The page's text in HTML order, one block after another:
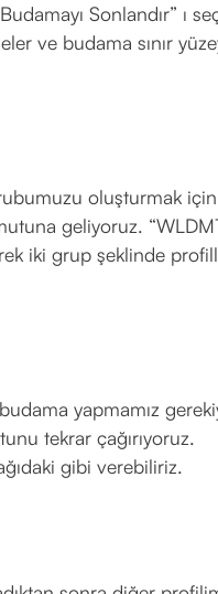
Sonlandır” ı
ve budama sınır
oluşturmak
geliyoruz.
iki grup şeklinde
yapmamız
tekrar çağırıyoruz.
gibi verebiliriz.